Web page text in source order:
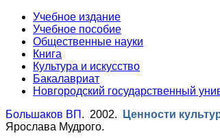
Учебное издание
Учебное пособие
Общественные науки
Книга
Культура и искусство
Бакалавриат
Новгородский государственный
Большаков ВП . 2002. Ценности
Ярослава Мудрого.